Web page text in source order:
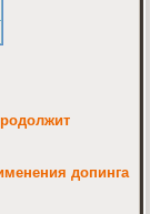
допинга